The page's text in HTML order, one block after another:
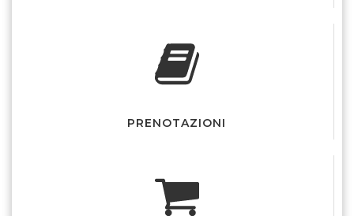
PRENOTAZIONI